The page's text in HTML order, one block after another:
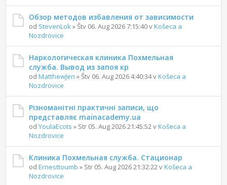
Обзор методов избавления от зависимости
od StevenLok » Štv 06. Aug 2026 7:15:40 vKošeca a
Nozdrovice
Наркологическая клиника Похмельная
служба. Вывод из запоя кр
odMatthewJen » Štv 06. Aug 2026 4:40:34 vKošeca a
Nozdrovice
Різноманітні практичні записи, що
представляє mainacademy.ua
odYoulaEcots » Str 05. Aug 2026 21:45:52 vKošeca a
Nozdrovice
Клиника Похмельная служба. Стационар
odErnesttoumb » Str 05. Aug 2026 21:32:22 vKošeca a
Nozdrovice